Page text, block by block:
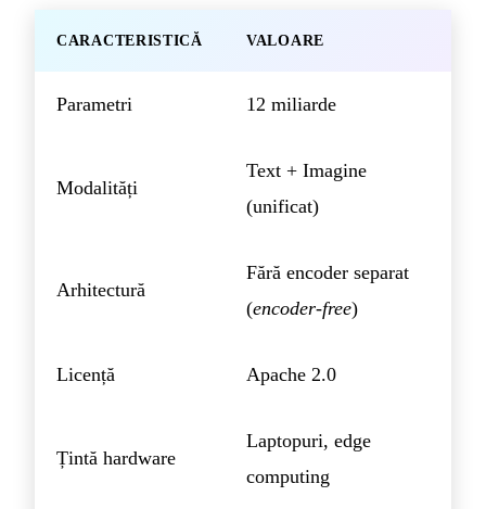
CARACTERISTICĂ VALOARE
Parametri 12 miliarde
Modalități
Text + Imagine
(unificat)
Arhitectură
Fără encoder separat
(encoder-free)
Licență Apache 2.0
Țintă hardware
Laptopuri, edge
computing